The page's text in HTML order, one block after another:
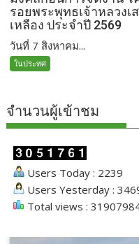
รอยพระพุทธเจ้าหลวง
เหลือง ประจำปี 2569
วันที่ 7 สิงหาคม...
ในประทศ
จำนวนผู้เข้าชม
Users Today : 2239
Users Yesterday :
Total views :